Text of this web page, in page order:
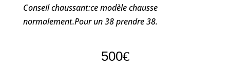
Conseil chaussant:ce modèle chausse
normalement.Pour un 38 prendre 38.
500€